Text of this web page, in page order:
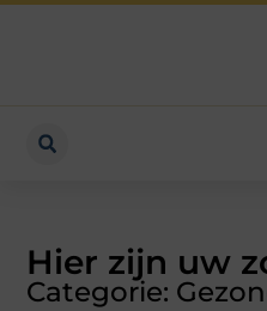
Hier zijn uw
Categorie: